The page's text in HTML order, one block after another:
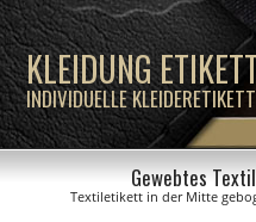
KLEIDUNG
INDIVIDUELLE
Gewebtes
Textiletikett in der Mitte